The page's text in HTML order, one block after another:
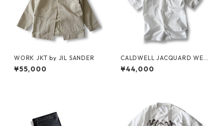
WORK JKT by JIL SANDER
¥55,000
CALDWELL JACQUARD WEA
VE S/S SHIRT by Polo Ralph
Lauren
¥44,000